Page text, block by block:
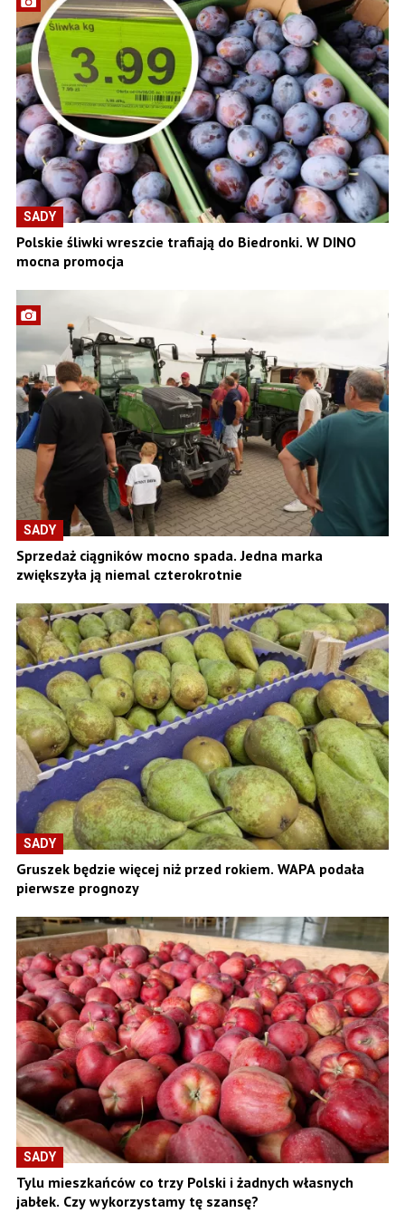
SADY
Polskie śliwki wreszcie trafiają do Biedronki. W DINO
mocna promocja
SADY
Sprzedaż ciągników mocno spada. Jedna marka
zwiększyła ją niemal czterokrotnie
SADY
Gruszek będzie więcej niż przed rokiem. WAPA podała
pierwsze prognozy
SADY
Tylu mieszkańców co trzy Polski i żadnych własnych
jabłek. Czy wykorzystamy tę szansę?